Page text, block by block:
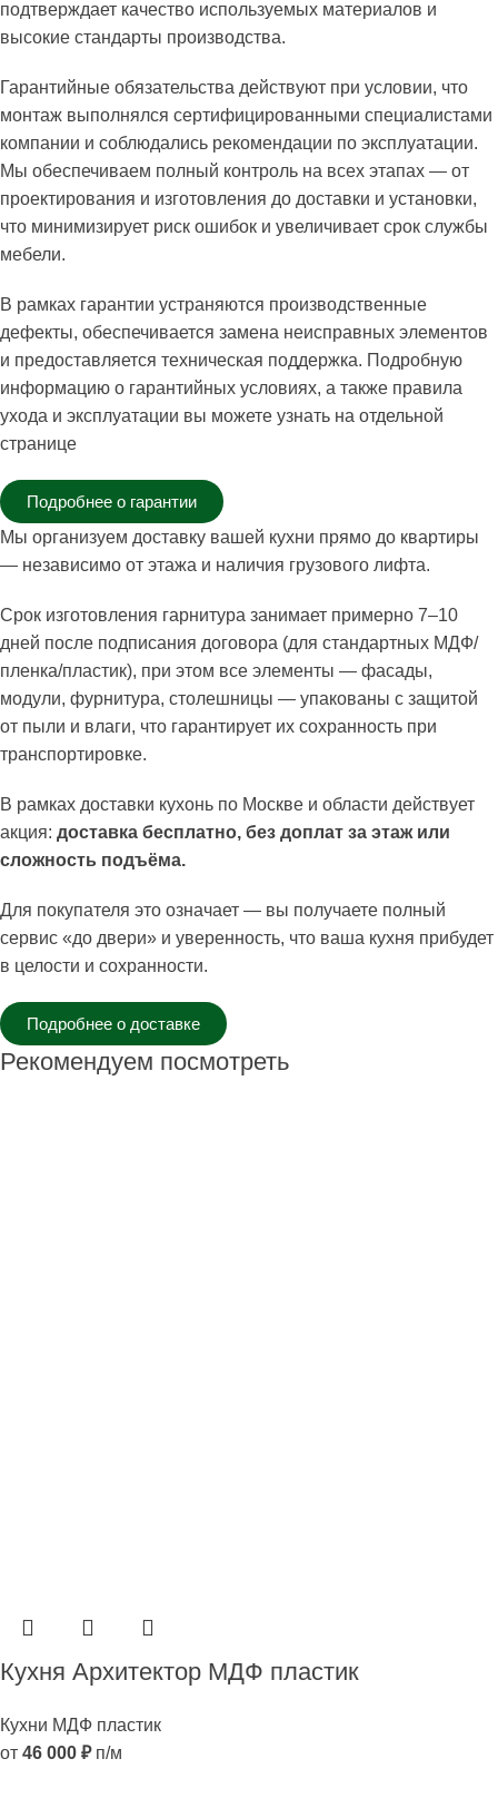
подтверждает качество используемых материалов и
высокие стандарты производства.
Гарантийные обязательства действуют при условии, что
монтаж выполнялся сертифицированными специалистами
компании и соблюдались рекомендации по эксплуатации.
Мы обеспечиваем полный контроль на всех этапах — от
проектирования и изготовления до доставки и установки,
что минимизирует риск ошибок и увеличивает срок службы
мебели.
В рамках гарантии устраняются производственные
дефекты, обеспечивается замена неисправных элементов
и предоставляется техническая поддержка. Подробную
информацию о гарантийных условиях, а также правила
ухода и эксплуатации вы можете узнать на отдельной
странице
Подробнее о гарантии
Мы организуем доставку вашей кухни прямо до квартиры
— независимо от этажа и наличия грузового лифта.
Срок изготовления гарнитура занимает примерно 7–10
дней после подписания договора (для стандартных МДФ/
пленка/пластик), при этом все элементы — фасады,
модули, фурнитура, столешницы — упакованы с защитой
от пыли и влаги, что гарантирует их сохранность при
транспортировке.
В рамках доставки кухонь по Москве и области действует
акция: доставка бесплатно, без доплат за этаж или
сложность подъёма.
Для покупателя это означает — вы получаете полный
сервис «до двери» и уверенность, что ваша кухня прибудет
в целости и сохранности.
Подробнее о доставке
Рекомендуем посмотреть
Кухня Архитектор МДФ пластик
Кухни МДФ пластик
от 46 000 ₽п/м